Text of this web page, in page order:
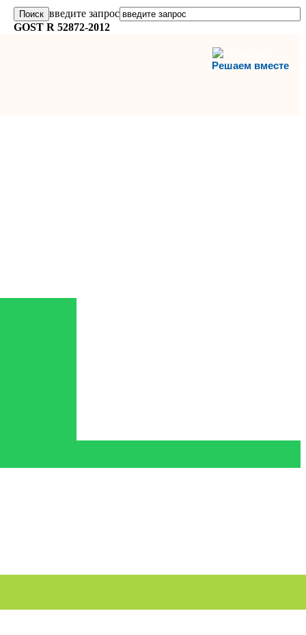
введите запрос
GOST R 52872-2012
Решаем вместе